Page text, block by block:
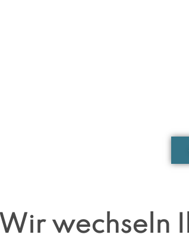
Wir wechseln